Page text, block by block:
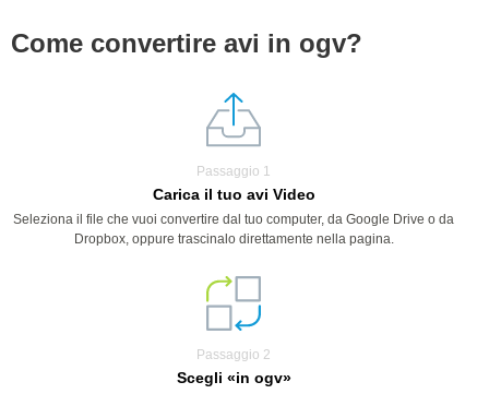
Come convertire avi in ogv?
Passaggio 1
Carica il tuo avi Video
Seleziona il file che vuoi convertire dal tuo computer, da Google Drive o da
Dropbox, oppure trascinalo direttamente nella pagina.
Passaggio 2
Scegli «in ogv»